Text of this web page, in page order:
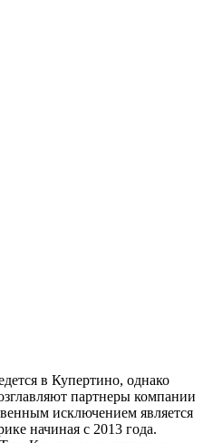
в Купертино, однако
партнеры компании
исключением является
начиная с 2013 года.